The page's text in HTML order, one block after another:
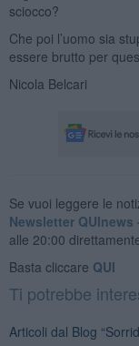
sciocco?
Che poi l’uomo sia
essere brutto per
Nicola Belcari
Se vuoi leggere le
Newsletter QUInews
alle 20:00
Basta cliccare QUI
Ti potrebbe
Articoli dal Blog